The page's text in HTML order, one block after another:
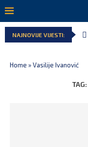
NAJNOVIJE VIJESTI:
Home »Vasilije Ivanović
TAG: